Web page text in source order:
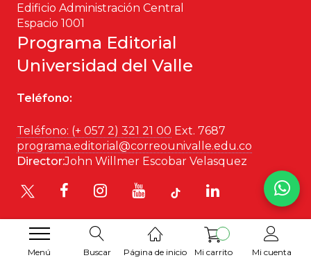
Menú Buscar Página de inicio Mi carrito Mi cuenta
Periodismo
Política y gobierno
Violencia
Edificio Administración Central
Espacio 1001
Programa Editorial
Universidad del Valle
Teléfono:
Teléfono: (+ 057 2) 321 21 00 Ext. 7687
programa.editorial@correounivalle.edu.co
Director:John Willmer Escobar Velasquez